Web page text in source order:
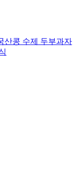
산콩 수제 두부과자